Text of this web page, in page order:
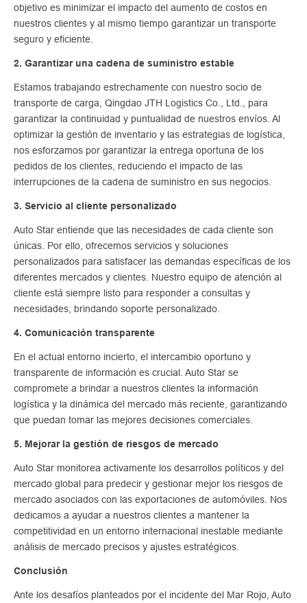
objetivo es minimizar el impacto del aumento de costos en
nuestros clientes y al mismo tiempo garantizar un transporte
seguro y eficiente.
2. Garantizar una cadena de suministro estable
Estamos trabajando estrechamente con nuestro socio de
transporte de carga, Qingdao JTH Logistics Co., Ltd., para
garantizar la continuidad y puntualidad de nuestros envíos. Al
optimizar la gestión de inventario y las estrategias de logística,
nos esforzamos por garantizar la entrega oportuna de los
pedidos de los clientes, reduciendo el impacto de las
interrupciones de la cadena de suministro en sus negocios.
3. Servicio al cliente personalizado
Auto Star entiende que las necesidades de cada cliente son
únicas. Por ello, ofrecemos servicios y soluciones
personalizados para satisfacer las demandas específicas de los
diferentes mercados y clientes. Nuestro equipo de atención al
cliente está siempre listo para responder a consultas y
necesidades, brindando soporte personalizado.
4. Comunicación transparente
En el actual entorno incierto, el intercambio oportuno y
transparente de información es crucial. Auto Star se
compromete a brindar a nuestros clientes la información
logística y la dinámica del mercado más reciente, garantizando
que puedan tomar las mejores decisiones comerciales.
5. Mejorar la gestión de riesgos de mercado
Auto Star monitorea activamente los desarrollos políticos y del
mercado global para predecir y gestionar mejor los riesgos de
mercado asociados con las exportaciones de automóviles. Nos
dedicamos a ayudar a nuestros clientes a mantener la
competitividad en un entorno internacional inestable mediante
análisis de mercado precisos y ajustes estratégicos.
Conclusión
Ante los desafíos planteados por el incidente del Mar Rojo, Auto